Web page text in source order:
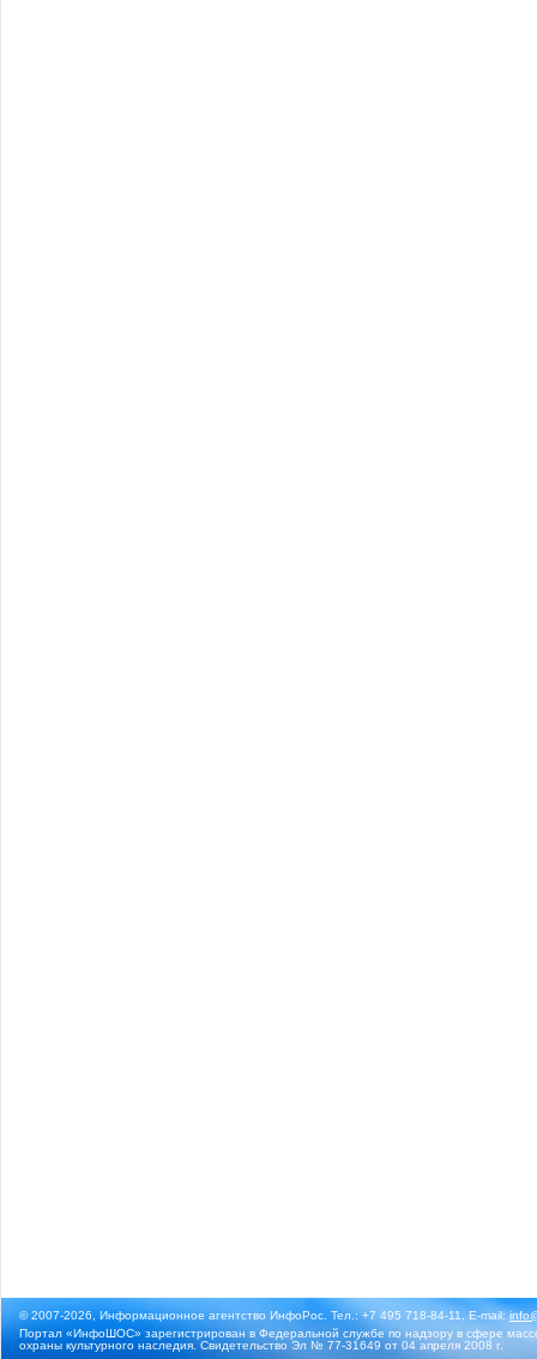
© 2007-2026, Информационное агентство ИнфоРос. Тел.: +7 495 718-84-11, E-mail:
Портал «ИнфоШОС» зарегистрирован в Федеральной службе по надзору в сфере
охраны культурного наследия. Свидетельство Эл № 77-31649 от 04 апреля 2008 г.